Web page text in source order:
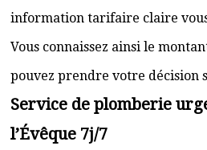
information tarifaire claire
Vous connaissez ainsi le
pouvez prendre votre décision
Service de plomberie
l’Évêque 7j/7